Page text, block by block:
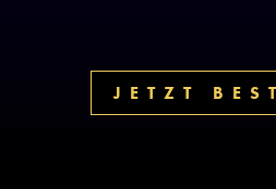
JETZT